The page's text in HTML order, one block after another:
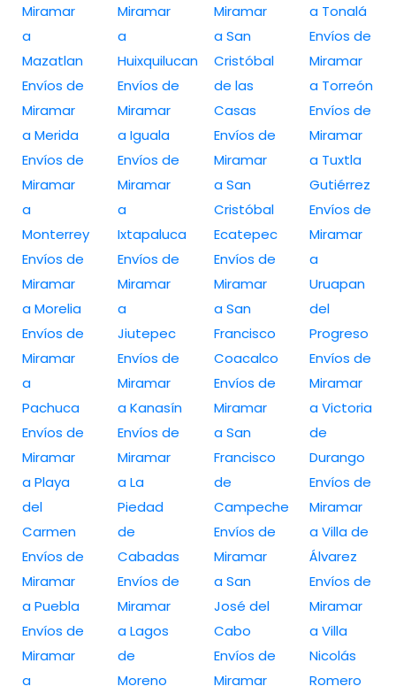
Miramar
a
Mazatlan
Envíos de
Miramar
a Merida
Envíos de
Miramar
a
Monterrey
Envíos de
Miramar
a Morelia
Envíos de
Miramar
a
Pachuca
Envíos de
Miramar
a Playa
del
Carmen
Envíos de
Miramar
a Puebla
Envíos de
Miramar
a
Miramar
a
Huixquilucan
Envíos de
Miramar
a Iguala
Envíos de
Miramar
a
Ixtapaluca
Envíos de
Miramar
a
Jiutepec
Envíos de
Miramar
a Kanasín
Envíos de
Miramar
a La
Piedad
de
Cabadas
Envíos de
Miramar
a Lagos
de
Moreno
Miramar
a San
Cristóbal
de las
Casas
Envíos de
Miramar
a San
Cristóbal
Ecatepec
Envíos de
Miramar
a San
Francisco
Coacalco
Envíos de
Miramar
a San
Francisco
de
Campeche
Envíos de
Miramar
a San
José del
Cabo
Envíos de
Miramar
a Tonalá
Envíos de
Miramar
a Torreón
Envíos de
Miramar
a Tuxtla
Gutiérrez
Envíos de
Miramar
a
Uruapan
del
Progreso
Envíos de
Miramar
a Victoria
de
Durango
Envíos de
Miramar
a Villa de
Álvarez
Envíos de
Miramar
a Villa
Nicolás
Romero